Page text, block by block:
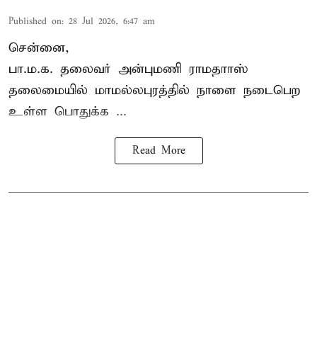
Published on: 28 Jul 2026, 6:47 am
சென்னை,
பா.ம.க. தலைவர் அன்புமணி ராமதாாஸ்
தலைமையில் மாமல்லபுரத்தில் நாளை நடைபெற
உள்ள பொதுக்க ...
Read More